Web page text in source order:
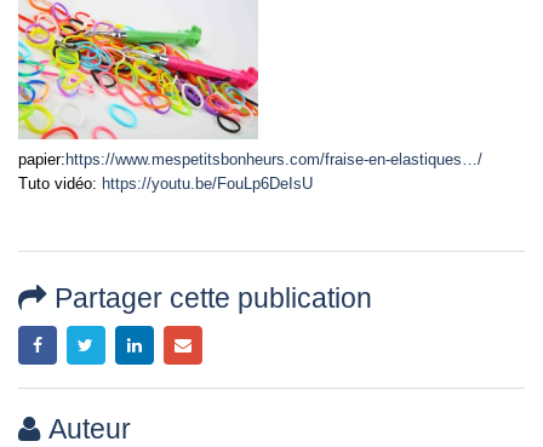
papier: https://www.mespetitsbonheurs.com/fraise-en-elastiques…/
Tuto vidéo: https://youtu.be/FouLp6DeIsU
Partager cette publication
Auteur